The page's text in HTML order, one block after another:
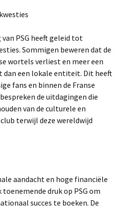
PSG heeft geleid tot
Sommigen beweren dat de
wortels verliest en meer een
een lokale entiteit. Dit heeft
fans en binnen de Franse
de uitdagingen die
van de culturele en
terwijl deze wereldwijd
aandacht en hoge financiële
druk op PSG om
succes te boeken. De